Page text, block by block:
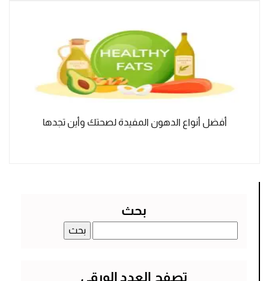
أفضل أنواع الدهون المفيدة لصحتك وأين تجدها
بحث
عن:
تصفح العدد الورقي